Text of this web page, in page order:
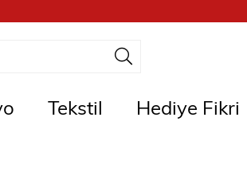
Tekstil Hediye Fikri